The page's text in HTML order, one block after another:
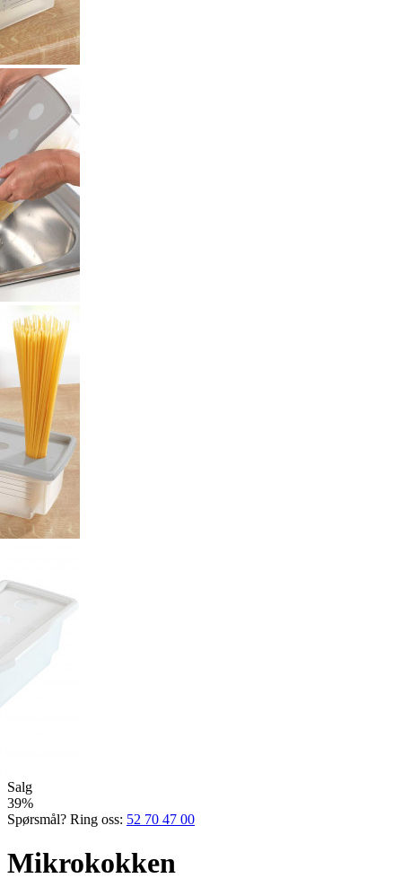
Salg
39%
Spørsmål? Ring oss: 52 70 47 00
Mikrokokken